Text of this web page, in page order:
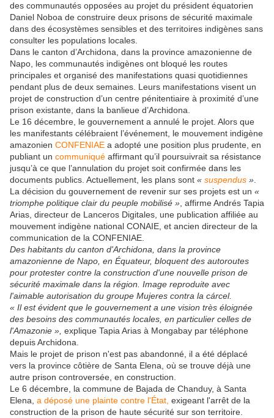
des communautés opposées au projet du président équatorien
Daniel Noboa de construire deux prisons de sécurité maximale
dans des écosystèmes sensibles et des territoires indigènes sans
consulter les populations locales.
Dans le canton d’Archidona, dans la province amazonienne de
Napo, les communautés indigènes ont bloqué les routes
principales et organisé des manifestations quasi quotidiennes
pendant plus de deux semaines. Leurs manifestations visent un
projet de construction d’un centre pénitentiaire à proximité d’une
prison existante, dans la banlieue d’Archidona.
Le 16 décembre, le gouvernement a annulé le projet. Alors que
les manifestants célébraient l’événement, le mouvement indigène
amazonien CONFENIAE a adopté une position plus prudente, en
publiant un communiqué affirmant qu’il poursuivrait sa résistance
jusqu’à ce que l’annulation du projet soit confirmée dans les
documents publics. Actuellement, les plans sont « suspendus »
La décision du gouvernement de revenir sur ses projets est un «
triomphe politique clair du peuple mobilisé » , affirme Andrés Tapia
Arias, directeur de Lanceros Digitales, une publication affiliée au
mouvement indigène national CONAIE, et ancien directeur de la
communication de la CONFENIAE.
Des habitants du canton d'Archidona, dans la province
amazonienne de Napo, en Équateur, bloquent des autoroutes
pour protester contre la construction d'une nouvelle prison de
sécurité maximale dans la région. Image reproduite avec
l'aimable autorisation du groupe Mujeres contra la cárcel.
« Il est évident que le gouvernement a une vision très éloignée
des besoins des communautés locales, en particulier celles de
l'Amazonie », explique Tapia Arias à Mongabay par téléphone
depuis Archidona.
Mais le projet de prison n'est pas abandonné, il a été déplacé
vers la province côtière de Santa Elena, où se trouve déjà une
autre prison controversée, en construction.
Le 6 décembre, la commune de Bajada de Chanduy, à Santa
Elena, a déposé une plainte contre l'État, exigeant l'arrêt de la
construction de la prison de haute sécurité sur son territoire.